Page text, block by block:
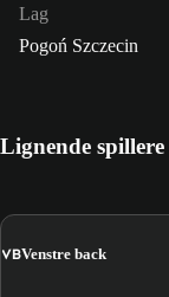
Lag
Pogoń Szczecin
Lignende spillere
VBVenstre back